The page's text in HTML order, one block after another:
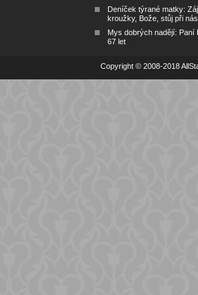
Deníček týrané matky:
kroužky, Bože, stůj při nás
Mys dobrých nadějí: Paní
67 let
Copyright © 2008-2018